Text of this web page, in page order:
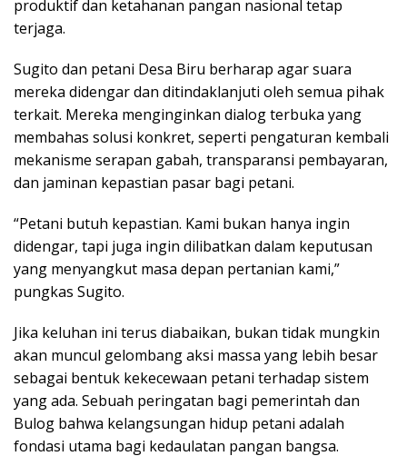
produktif dan ketahanan pangan nasional tetap
terjaga.
Sugito dan petani Desa Biru berharap agar suara
mereka didengar dan ditindaklanjuti oleh semua pihak
terkait. Mereka menginginkan dialog terbuka yang
membahas solusi konkret, seperti pengaturan kembali
mekanisme serapan gabah, transparansi pembayaran,
dan jaminan kepastian pasar bagi petani.
“Petani butuh kepastian. Kami bukan hanya ingin
didengar, tapi juga ingin dilibatkan dalam keputusan
yang menyangkut masa depan pertanian kami,”
pungkas Sugito.
Jika keluhan ini terus diabaikan, bukan tidak mungkin
akan muncul gelombang aksi massa yang lebih besar
sebagai bentuk kekecewaan petani terhadap sistem
yang ada. Sebuah peringatan bagi pemerintah dan
Bulog bahwa kelangsungan hidup petani adalah
fondasi utama bagi kedaulatan pangan bangsa.